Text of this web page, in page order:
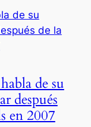
de su
después
en 2007